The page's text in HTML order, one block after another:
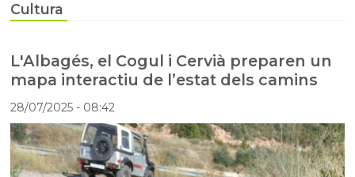
Cultura
L'Albagés, el Cogul i Cervià preparen un
mapa interactiu de l’estat dels camins
28/07/2025- 08:42